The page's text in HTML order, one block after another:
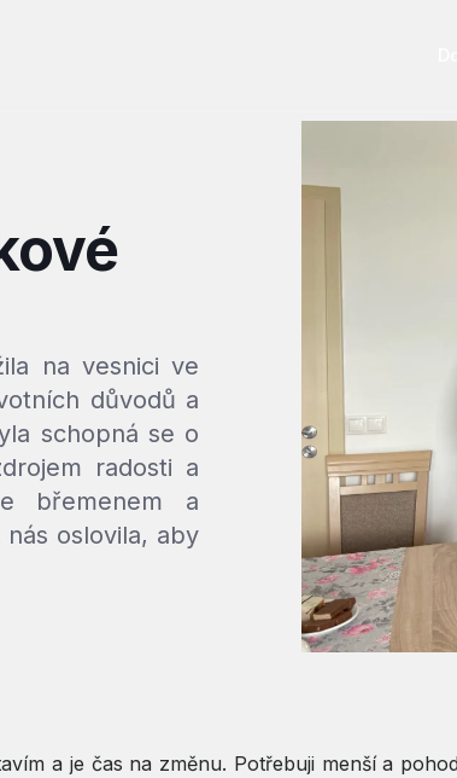
na vesnici ve
důvodů a
schopná se o
radosti a
břemenem a
oslovila, aby
a je čas na změnu. Potřebuji menší a